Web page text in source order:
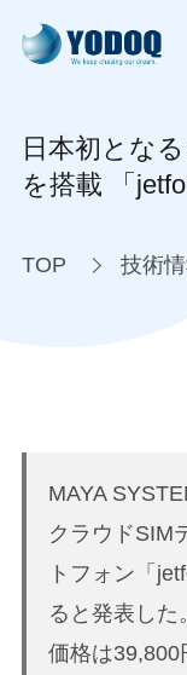
日本初とな
を搭載 「
TOP 技術
MAYA
クラウドSIM
トフォン「
ると発表した
価格は39,800